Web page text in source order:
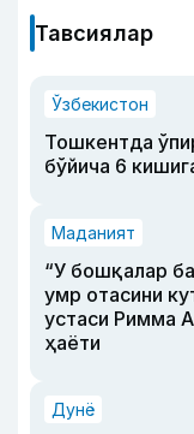
Тавсиялар
Ўзбекистон
Тошкентда
бўйича 6
Маданият
“У бошқалар
умр отасини
устаси Римма
ҳаёти
Дунё